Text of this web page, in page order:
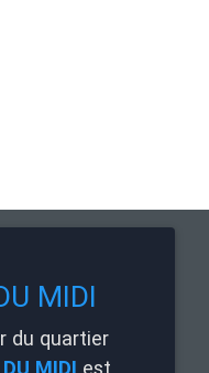
LES ATELIERS
Une infrastructure,